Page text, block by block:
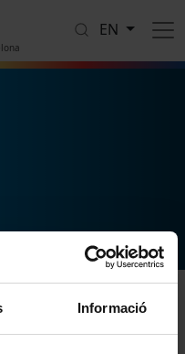
Informació
EN